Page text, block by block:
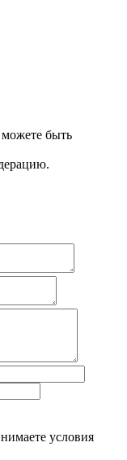
быть
условия